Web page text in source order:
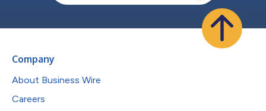
Company
About Business Wire
Careers